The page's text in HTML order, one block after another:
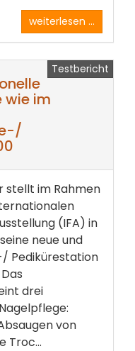
weiterlesen ...
Testbericht
wie im
stellt im Rahmen
(IFA) in
neue und
Pedikürestation
drei
von
Troc...